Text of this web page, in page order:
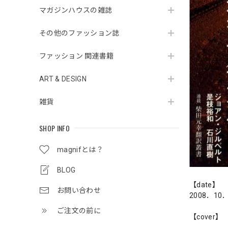
マガジンハウスの雑誌
その他のファッション誌
ファッション 関連書籍
ART & DESIGN
雑貨
SHOP INFO
magnifとは？
BLOG
お問い合わせ
ご注文の前に
【date】
2008．10
【cover】